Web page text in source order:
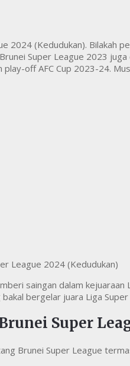
2024 (Kedudukan). Bilakah
Super League 2023
off AFC Cup 2023-24.
saingan dalam
bergelar juara Liga
Super
Brunei Super League